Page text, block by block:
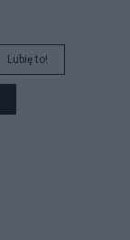
Lubię to!